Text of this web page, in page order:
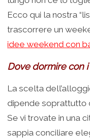
Ecco qui la nostra
trascorrere un
idee weekend con
Dove dormire con
La scelta
dipende soprattutto
Se vi trovate in una
sappia conciliare